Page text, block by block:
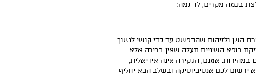
בכמה מקרים, לדוגמה:
השן ולזיהום שהתפשט עד כדי קושי לנשוך
רופא השיניים תעלה שאין ברירה אלא
במהירות. אמנם, העקירה אינה אידיאלית,
לכם אנטיביוטיקה ובשלב הבא יחליף